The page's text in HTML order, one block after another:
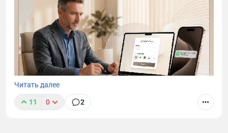
Банки обязаны отслеживать подозрительную
Читать далее
11 0 2